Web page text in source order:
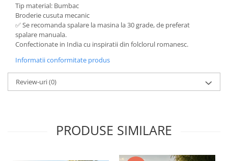
Tip material: Bumbac
Broderie cusuta mecanic
✅ Se recomanda spalare la masina la 30 grade, de preferat
spalare manuala.
Confectionate in India cu inspiratii din folclorul romanesc.
Informatii conformitate produs
Review-uri(0)
PRODUSE SIMILARE